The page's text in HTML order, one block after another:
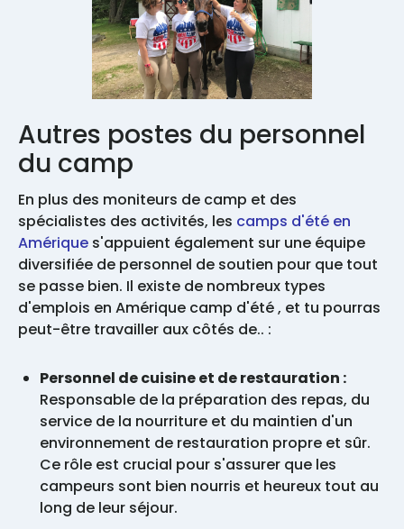
Autres postes du personnel
du camp
En plus des moniteurs de camp et des
spécialistes des activités, les camps d'été en
Amérique s'appuient également sur une équipe
diversifiée de personnel de soutien pour que tout
se passe bien. Il existe de nombreux types
d'emplois en Amérique camp d'été , et tu pourras
peut-être travailler aux côtés de.. :
Personnel de cuisine et de restauration :
Responsable de la préparation des repas, du
service de la nourriture et du maintien d'un
environnement de restauration propre et sûr.
Ce rôle est crucial pour s'assurer que les
campeurs sont bien nourris et heureux tout au
long de leur séjour.